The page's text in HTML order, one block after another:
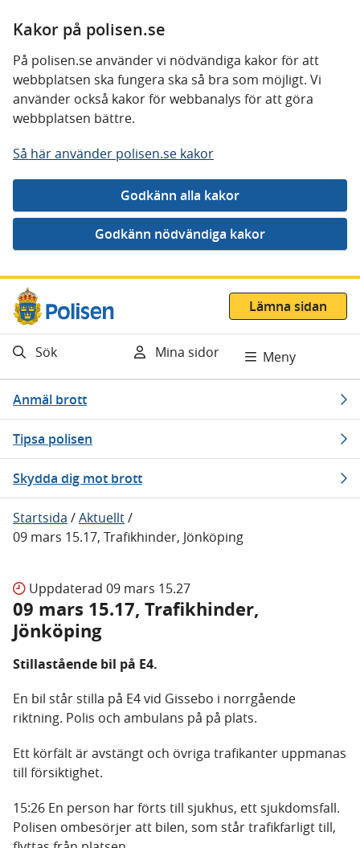
Kakor på polisen.se
På polisen.se använder vi nödvändiga kakor för att
webbplatsen ska fungera ska så bra som möjligt. Vi
använder också kakor för webbanalys för att göra
webbplatsen bättre.
Så här använder polisen.se kakor
Gå direkt till innehåll
Lämna sidan
Sök Mina sidor Meny
Anmäl brott
Tipsa polisen
Skydda dig mot brott
Startsida /Aktuellt/
09 mars 15.17, Trafikhinder, Jönköping
Uppdaterad 09 mars 15.27
09 mars 15.17, Trafikhinder,
Jönköping
Stillastående bil på E4.
En bil står stilla på E4 vid Gissebo i norrgående
riktning. Polis och ambulans på på plats.
Ett körfält är avstängt och övriga trafikanter uppmanas
till försiktighet.
15:26 En person har förts till sjukhus, ett sjukdomsfall.
Polisen ombesörjer att bilen, som står trafikfarligt till,